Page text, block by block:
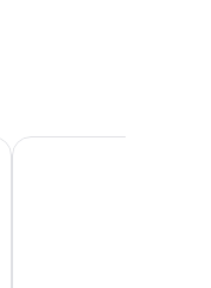
Buena Vista
Hilton Vacation Club